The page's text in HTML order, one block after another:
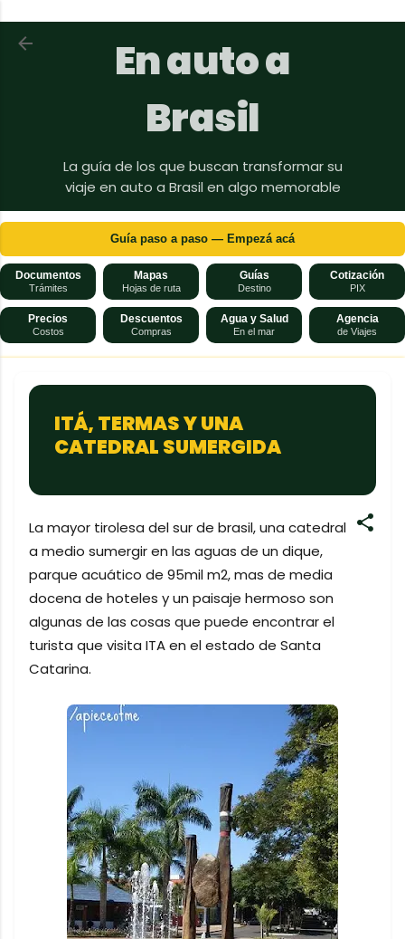
Ir al contenido principal
En auto a
Brasil
La guía de los que buscan transformar su
viaje en auto a Brasil en algo memorable
Guía paso a paso — Empezá acá
Documentos
Trámites
Mapas
Hojas de ruta
Guías
Destino
Cotización
PIX
Precios
Costos
Descuentos
Compras
Agua y Salud
En el mar
Agencia
de Viajes
ITÁ, TERMAS Y UNA
CATEDRAL SUMERGIDA
La mayor tirolesa del sur de brasil, una catedral
a medio sumergir en las aguas de un dique,
parque acuático de 95mil m2, mas de media
docena de hoteles y un paisaje hermoso son
algunas de las cosas que puede encontrar el
turista que visita ITA en el estado de Santa
Catarina.